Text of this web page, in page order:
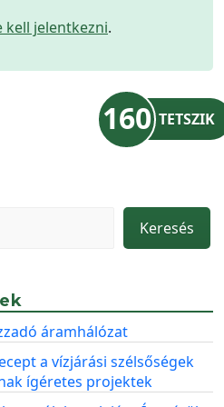
kell jelentkezni.
160 TETSZIK
Keresés
áramhálózat
a vízjárási szélsőségek
ígéretes projektek